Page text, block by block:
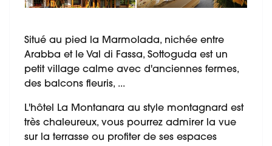
Situé au pied la Marmolada, nichée entre
Arabba et le Val di Fassa, Sottoguda est un
petit village calme avec d'anciennes fermes,
des balcons fleuris, ...
L'hôtel La Montanara au style montagnard est
très chaleureux, vous pourrez admirer la vue
sur la terrasse ou profiter de ses espaces